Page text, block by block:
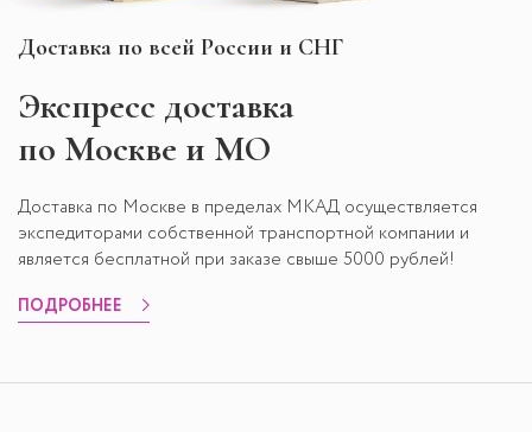
Доставка по всей России и СНГ
Экспресс доставка
по Москве и МО
Доставка по Москве в пределах МКАД осуществляется
экспедиторами собственной транспортной компании и
является бесплатной при заказе свыше 5000 рублей!
ПОДРОБНЕЕ